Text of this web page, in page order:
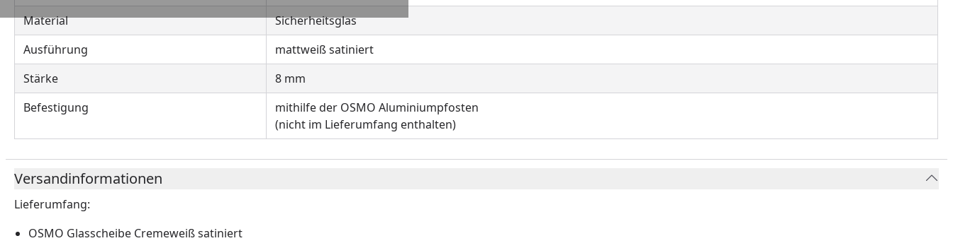
Material
Sicherheitsglas
Ausführung
mattweiß satiniert
Stärke
8 mm
Befestigung
mithilfe der OSMO Aluminiumpfosten
(nicht im Lieferumfang enthalten)
Versandinformationen
Lieferumfang:
OSMO Glasscheibe Cremeweiß satiniert